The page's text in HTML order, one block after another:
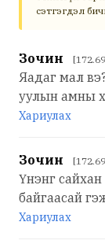
сэтгэгдэл
Зочин
Яадаг мал
уулын амны
Хариулах
Зочин
Үнэнг
байгаасай
Хариулах